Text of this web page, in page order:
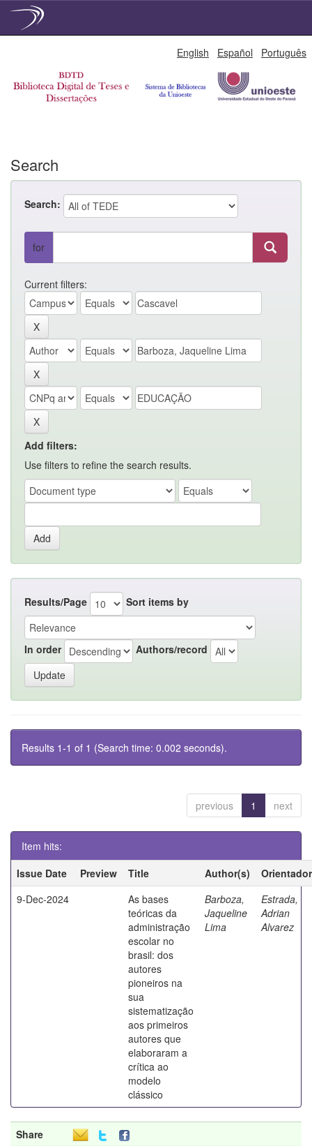
English Español Português
Search
Search:
for
Current filters:
Add filters:
Use filters to refine the search results.
Results/Page Sort items by
In order Authors/record
Results 1-1 of 1 (Search time: 0.002 seconds).
previous 1 next
Item hits:
Issue Date
Preview Title Author(s)
Orientador
9-Dec-2024
As bases
teóricas da
administração
escolar no
brasil: dos
autores
pioneiros na
sua
sistematização
aos primeiros
autores que
elaboraram a
crítica ao
modelo
clássico
Barboza,
Jaqueline
Lima
Estrada,
Adrian
Alvarez
Share